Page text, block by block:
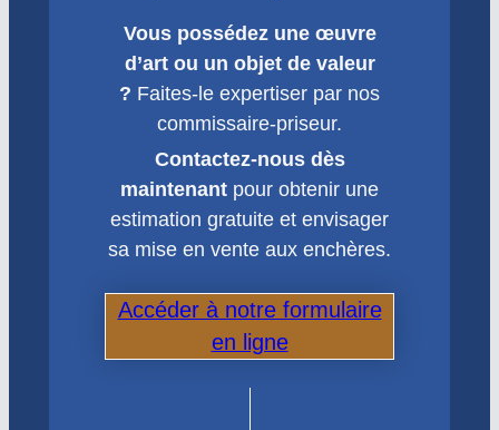
Vous possédez une œuvre
d’art ou un objet de valeur
? Faites-le expertiser par nos
commissaire-priseur.
Contactez-nous dès
maintenant pour obtenir une
estimation gratuite et envisager
sa mise en vente aux enchères.
Accéder à notre formulaire
en ligne